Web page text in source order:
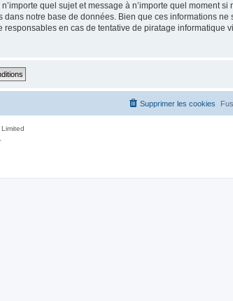
quel sujet et message à n’importe quel moment si
notre base de données. Bien que ces informations ne
en cas de tentative de piratage informatique
Supprimer les cookies